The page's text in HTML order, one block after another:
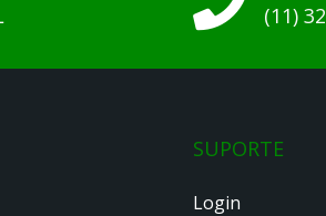
(11)
SUPORTE
Login